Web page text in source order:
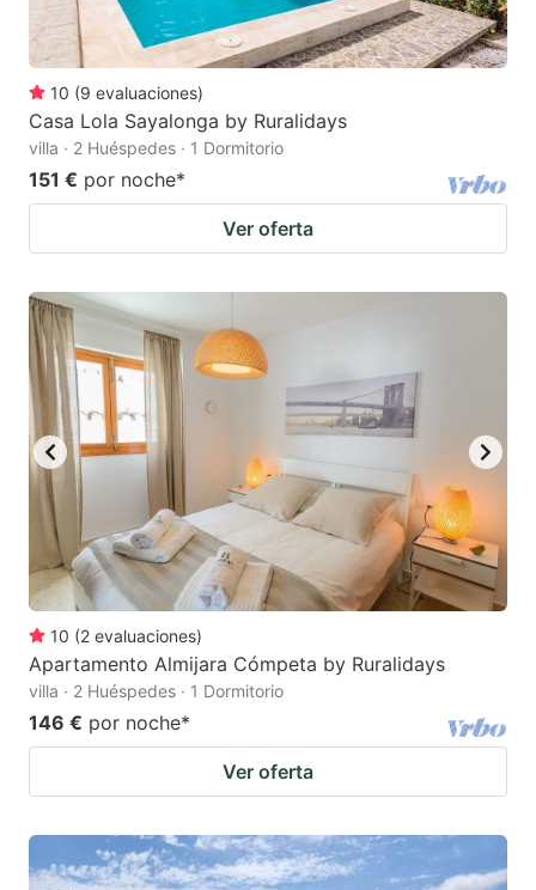
10 (9 evaluaciones)
Casa Lola Sayalonga by Ruralidays
villa · 2 Huéspedes · 1 Dormitorio
151 € por noche*
Ver oferta
10 (2 evaluaciones)
Apartamento Almijara Cómpeta by Ruralidays
villa · 2 Huéspedes · 1 Dormitorio
146 € por noche*
Ver oferta